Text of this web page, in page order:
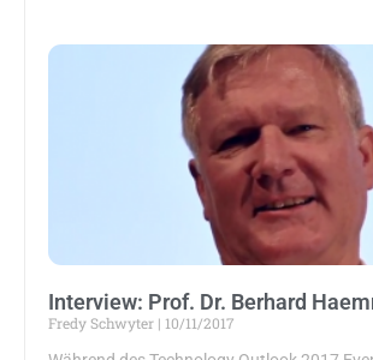
Interview: Prof. Dr. Berhard
Fredy Schwyter
10/11/2017